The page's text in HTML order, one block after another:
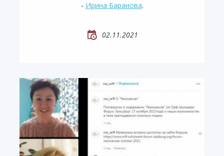
- Ирина Баранова.
02.11.2021